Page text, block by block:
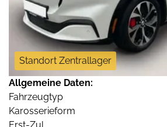
Standort Zentrallager
Allgemeine Daten:
Fahrzeugtyp
Karosserieform